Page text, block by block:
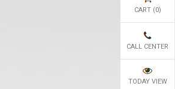
CART (0)
CALL CENTER
TODAY VIEW